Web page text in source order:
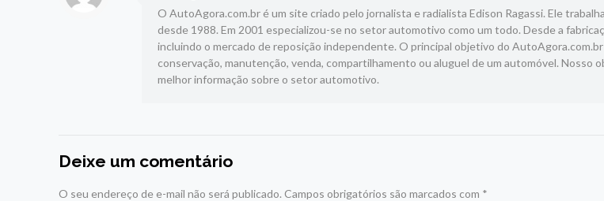
O AutoAgora.com.br é um site criado pelo jornalista e radialista Edison Ragassi. Ele
desde 1988. Em 2001 especializou-se no setor automotivo como um todo. Desde a
incluindo o mercado de reposição independente. O principal objetivo do
conservação, manutenção, venda, compartilhamento ou aluguel de um automóvel. Nosso
melhor informação sobre o setor automotivo.
Deixe um comentário
O seu endereço de e-mail não será publicado. Campos obrigatórios são marcados com *